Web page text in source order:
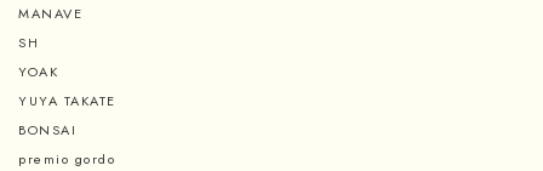
MANAVE
SH
YOAK
YUYA TAKATE
BONSAI
premio gordo